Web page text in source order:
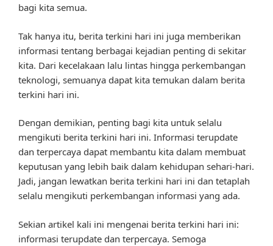
bagi kita semua.
Tak hanya itu, berita terkini hari ini juga memberikan
informasi tentang berbagai kejadian penting di sekitar
kita. Dari kecelakaan lalu lintas hingga perkembangan
teknologi, semuanya dapat kita temukan dalam berita
terkini hari ini.
Dengan demikian, penting bagi kita untuk selalu
mengikuti berita terkini hari ini. Informasi terupdate
dan terpercaya dapat membantu kita dalam membuat
keputusan yang lebih baik dalam kehidupan sehari-hari.
Jadi, jangan lewatkan berita terkini hari ini dan tetaplah
selalu mengikuti perkembangan informasi yang ada.
Sekian artikel kali ini mengenai berita terkini hari ini:
informasi terupdate dan terpercaya. Semoga